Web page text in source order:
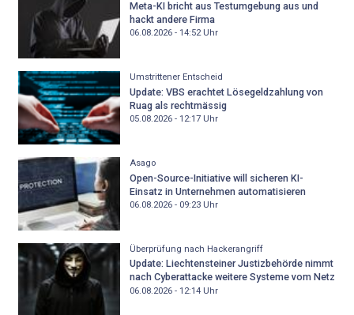
Meta-KI bricht aus Testumgebung aus und
hackt andere Firma
06.08.2026 - 14:52Uhr
Umstrittener Entscheid
Update: VBS erachtet Lösegeldzahlung von
Ruag als rechtmässig
05.08.2026 - 12:17Uhr
Asago
Open-Source-Initiative will sicheren KI-
Einsatz in Unternehmen automatisieren
06.08.2026 - 09:23Uhr
Überprüfung nach Hackerangriff
Update: Liechtensteiner Justizbehörde nimmt
nach Cyberattacke weitere Systeme vom Netz
06.08.2026 - 12:14Uhr